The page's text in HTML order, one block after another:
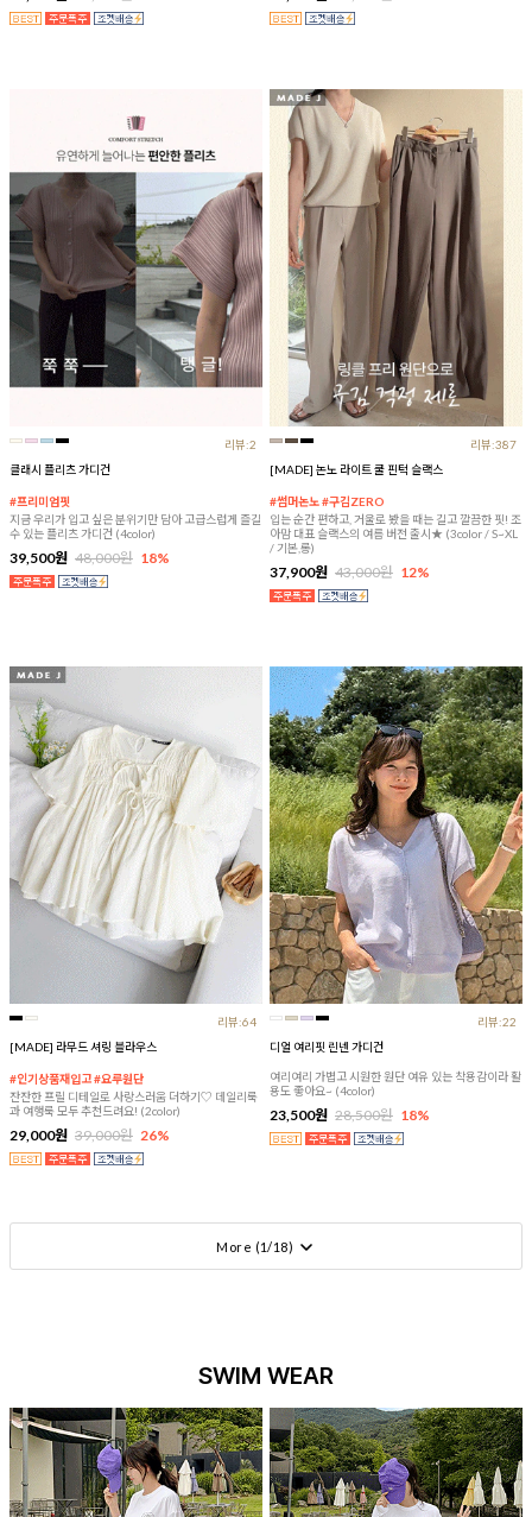
리뷰:2
클래시 플리츠 가디건
#프리미엄핏
지금 우리가 입고 싶은 분위기만 담아 고급스럽게 즐길
수 있는 플리츠 가디건 (4color)
39,500원 48,000원 18%
리뷰:387
[MADE] 논노 라이트 쿨 핀턱 슬랙스
#썸머논노 #구김ZERO
입는 순간 편하고, 거울로 봤을 때는 길고 깔끔한 핏! 조
아맘 대표 슬랙스의 여름 버전 출시★ (3color / S~XL
/ 기본,롱)
37,900원 43,000원 12%
리뷰:64
[MADE] 라무드 셔링 블라우스
#인기상품재입고 #요루원단
잔잔한 프릴 디테일로 사랑스러움 더하기♡ 데일리룩
과 여행룩 모두 추천드려요! (2color)
29,000원 39,000원 26%
리뷰:22
디얼 여리핏 린넨 가디건
여리여리 가볍고 시원한 원단 여유 있는 착용감이라 활
용도 좋아요~ (4color)
23,500원 28,500원 18%
More (1/18)
SWIM WEAR